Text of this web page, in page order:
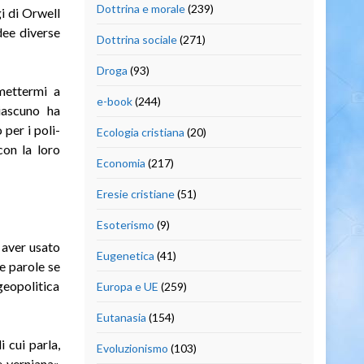
di Orwell
diverse
a
ha
per i poli­
la loro
usato
pa­role se
cui parla,
Dottrina e morale(239)
Dottrina sociale(271)
Droga (93)
e-book(244)
Ecologia cristiana (20)
Economia (217)
Eresie cristiane(51)
Esoterismo (9)
Eugenetica (41)
Europa e UE (259)
Eutanasia (154)
Evoluzionismo (103)